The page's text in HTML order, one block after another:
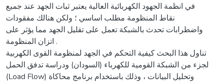
في انظمة الجهود الكهربائية العالية يعتبر ثبات الجهد عند جميع
نقاط المنظومة مطلب اساسي ؛ ولكن هنالك مفقودات
واضطرابات تحدث بالشبكة تعمل على تقليل الجهد مما يؤثر على
اتزان المنظومة .
تناول هذا البحث كيفية التحكم في الجهد لمنظومة القوى الكهربية
لجزء من الشبكة القومية للكهرباء (السودان) ودراسة تدفق الحمل
(Load Flow) وتحليل البيانات ، وذلك باستخدام برنامج محاكاة